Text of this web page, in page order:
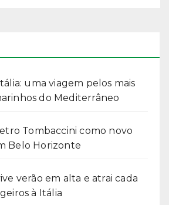
uma viagem pelos mais
do Mediterrâneo
Tombaccini como novo
Belo Horizonte
verão em alta e atrai cada
à Itália